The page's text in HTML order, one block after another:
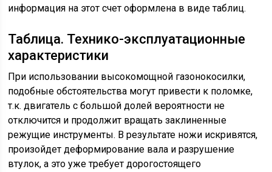
информация на этот счет оформлена в виде таблиц.
Таблица. Технико-эксплуатационные
характеристики
При использовании высокомощной газонокосилки,
подобные обстоятельства могут привести к поломке,
т.к. двигатель с большой долей вероятности не
отключится и продолжит вращать заклиненные
режущие инструменты. В результате ножи искривятся,
произойдет деформирование вала и разрушение
втулок, а это уже требует дорогостоящего